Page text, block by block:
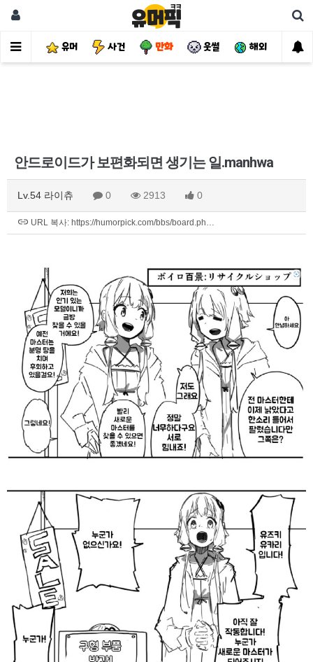
유머 사건 만화 웃썰 해외 핫
안드로이드가 보편화되면 생기는 일.manhwa
Lv.54 라이츄 0 2913 0
URL 복사: https://humorpick.com/bbs/board.ph…